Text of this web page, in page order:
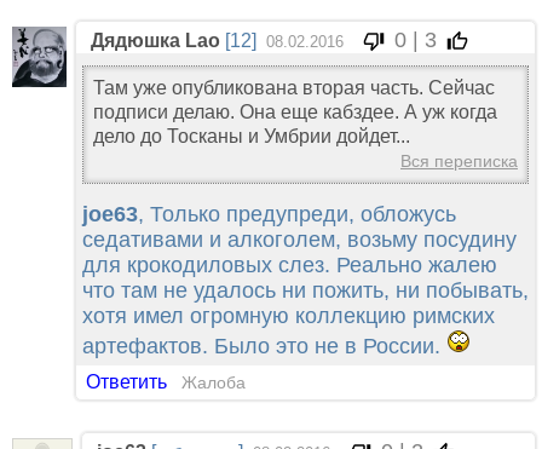
Дядюшка Lao [12] 08.02.2016 0 | 3
Там уже опубликована вторая часть. Сейчас
подписи делаю. Она еще кабздее. А уж когда
дело до Тосканы и Умбрии дойдет...
Вся переписка
joe63, Только предупреди, обложусь
седативами и алкоголем, возьму посудину
для крокодиловых слез. Реально жалею
что там не удалось ни пожить, ни побывать,
хотя имел огромную коллекцию римских
артефактов. Было это не в России.
Ответить Жалоба